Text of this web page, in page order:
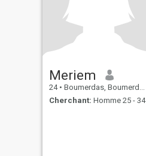
Meriem
24 • Boumerdas, Boumerdes, Algérie
Cherchant: Homme 25 - 34